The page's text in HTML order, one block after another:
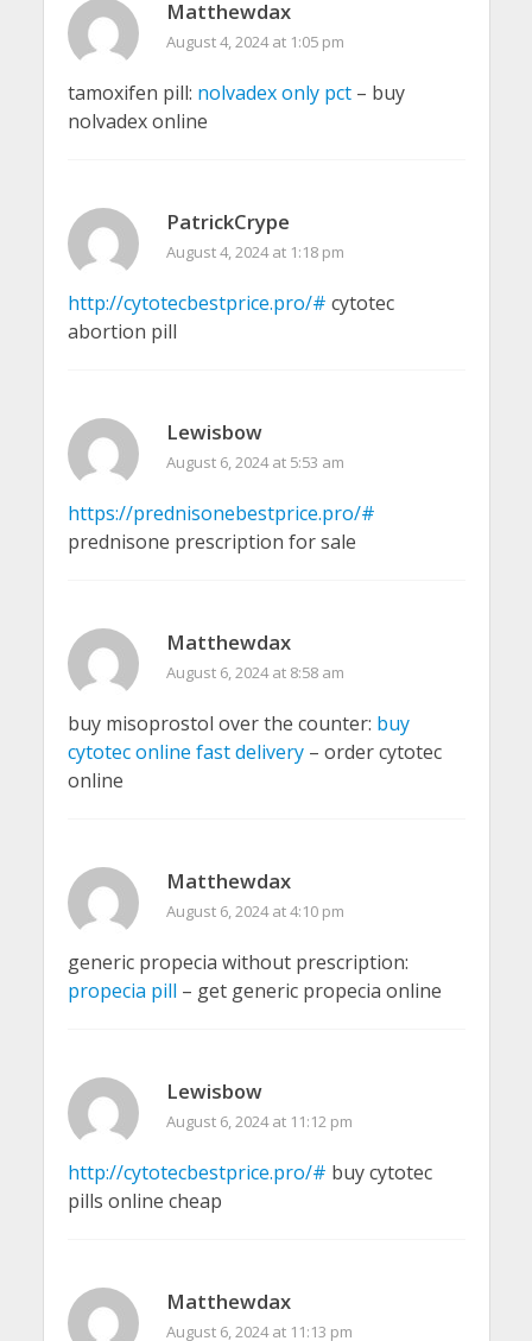
Matthewdax
August 4, 2024 at 1:05 pm
tamoxifen pill: nolvadex only pct– buy
nolvadex online
PatrickCrype
August 4, 2024 at 1:18 pm
http://cytotecbestprice.pro/# cytotec
abortion pill
Lewisbow
August 6, 2024 at 5:53 am
https://prednisonebestprice.pro/#
prednisone prescription for sale
Matthewdax
August 6, 2024 at 8:58 am
buy misoprostol over the counter: buy
cytotec online fast delivery– order cytotec
online
Matthewdax
August 6, 2024 at 4:10 pm
generic propecia without prescription:
propecia pill – get generic propecia online
Lewisbow
August 6, 2024 at 11:12 pm
http://cytotecbestprice.pro/# buy cytotec
pills online cheap
Matthewdax
August 6, 2024 at 11:13 pm